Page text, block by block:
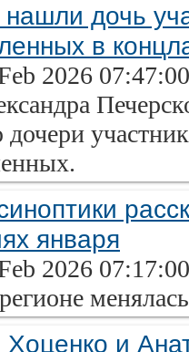
дочь
в
2026
января
2026
Хоценко и